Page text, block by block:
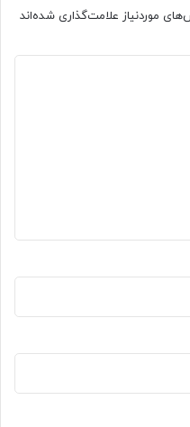
موردنیاز علامت‌گذاری شده‌اند